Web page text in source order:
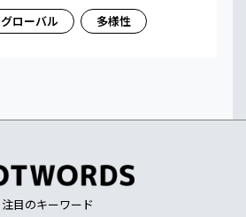
グローバル 多様性
注目のキーワード